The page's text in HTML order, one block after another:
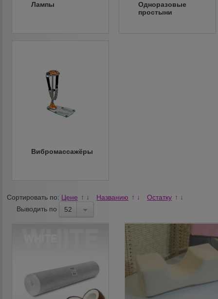
Лампы
Одноразовые
простыни
Вибромассажёры
Сортировать по: Цене ↑ ↓ Названию ↑ ↓ Остатку ↑ ↓
Выводить по 52